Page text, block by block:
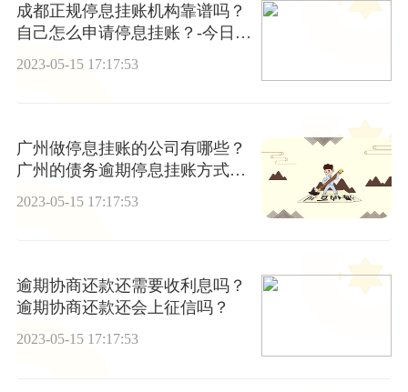
成都正规停息挂账机构靠谱吗？
自己怎么申请停息挂账？-今日播
2023-05-15 17:17:53
广州做停息挂账的公司有哪些？
广州的债务逾期停息挂账方式有
2023-05-15 17:17:53
逾期协商还款还需要收利息吗？
逾期协商还款还会上征信吗？
2023-05-15 17:17:53